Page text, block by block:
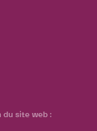
du site web :